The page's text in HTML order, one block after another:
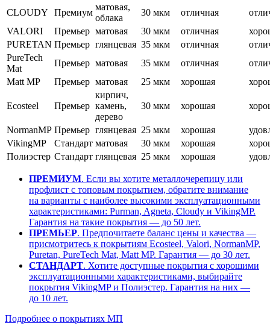
CLOUDY Премиум
матовая,
облака
30 мкм отличная
VALORI
Премьер матовая 30 мкм отличная
PURETAN Премьер глянцевая 35 мкм отличная
PureTech
Mat
Премьер матовая 35 мкм отличная
Matt MP
Премьер матовая 25 мкм хорошая
Ecosteel Премьер
кирпич,
камень,
дерево
30 мкм хорошая
NormanMP Премьер глянцевая 25 мкм хорошая
VikingMP
Стандарт матовая 30 мкм хорошая
Полиэстер Стандарт глянцевая 25 мкм хорошая
ПРЕМИУМ. Если вы хотите металлочерепицу или
профлист с топовым покрытием, обратите внимание
на варианты с наиболее высокими эксплуатационными
характеристиками: Purman, Agneta, Cloudy и VikingMP.
Гарантия на такие покрытия — до 50 лет.
ПРЕМЬЕР. Предпочитаете баланс цены и качества —
присмотритесь к покрытиям Ecosteel, Valori, NormanMP,
Puretan, PureTech Mat, Matt MP. Гарантия — до 30 лет.
СТАНДАРТ. Хотите доступные покрытия с хорошими
эксплуатационными характеристиками, выбирайте
покрытия VikingMP и Полиэстер. Гарантия на них —
до 10 лет.
Подробнее о покрытиях МП